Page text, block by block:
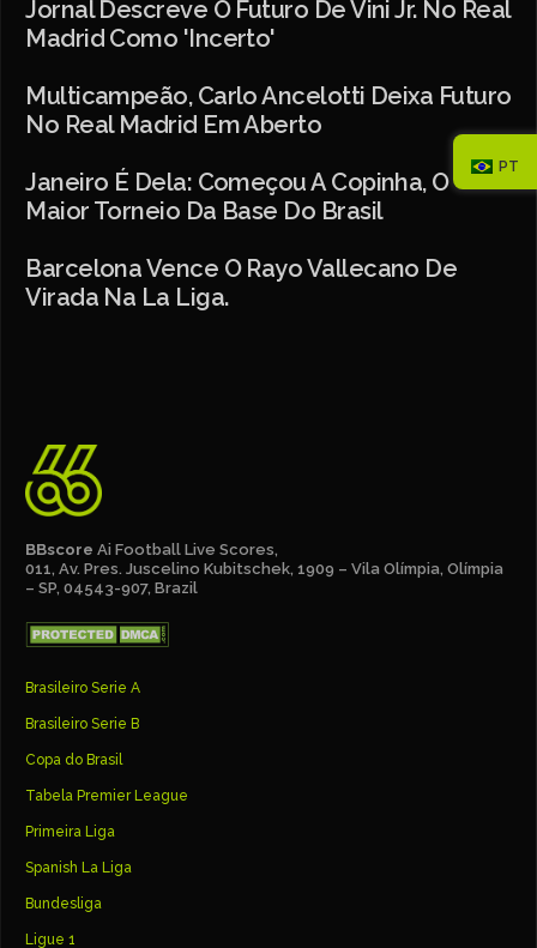
Jornal Descreve O Futuro De Vini Jr. No Real
Madrid Como 'incerto'
Multicampeão, Carlo Ancelotti Deixa Futuro
No Real Madrid Em Aberto
Janeiro É Dela: Começou A Copinha, O
Maior Torneio Da Base Do Brasil
Barcelona Vence O Rayo Vallecano De
Virada Na La Liga.
BBscore Ai Football Live Scores,
011, Av. Pres. Juscelino Kubitschek, 1909 – Vila Olímpia, Olímpia
– SP, 04543-907, Brazil
Brasileiro Serie A
Brasileiro Serie B
Copa do Brasil
Tabela Premier League
Primeira Liga
Spanish La Liga
Bundesliga
Ligue 1
PT